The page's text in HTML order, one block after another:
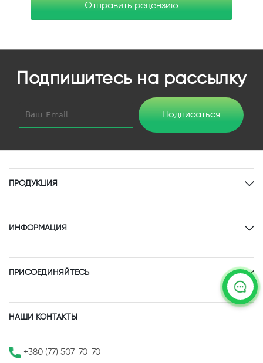
Отправить рецензию
Подпишитесь на рассылку
Подписаться
ПРОДУКЦИЯ
ИНФОРМАЦИЯ
ПРИСОЕДИНЯЙТЕСЬ
НАШИ КОНТАКТЫ
+380 (77) 507-70-70